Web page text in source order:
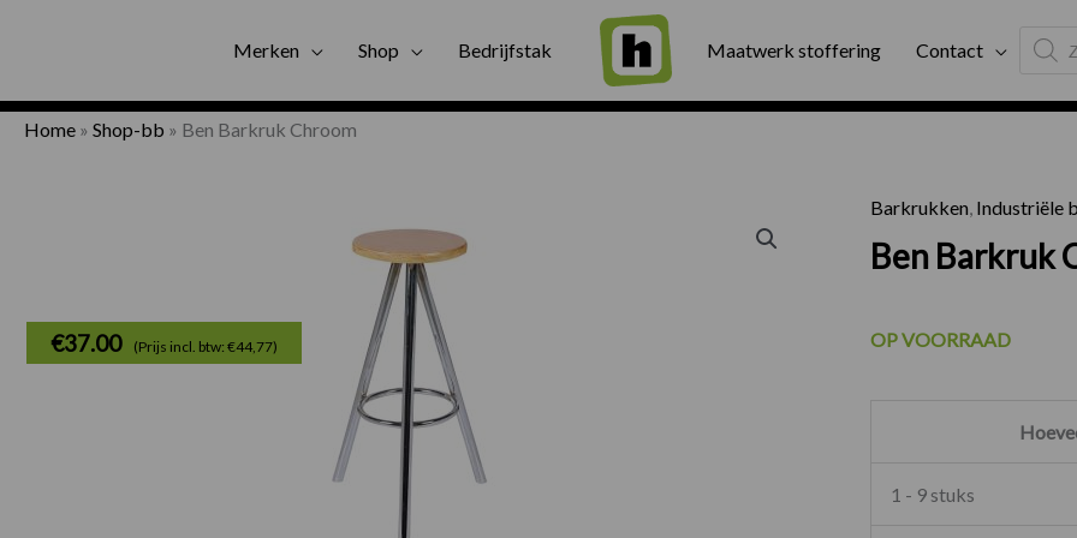
Merken Shop Bedrijfstak Maatwerk stoffering Contact
search
Gratis bezorging Binnen twee werkdagen geleverd
Home » Shop-bb » Ben Barkruk Chroom
Barkrukken, Industriële
Ben Barkruk
€37.00 (Prijs incl. btw: €44,77) OP VOORRAAD
1 - 9 stuks
Ben